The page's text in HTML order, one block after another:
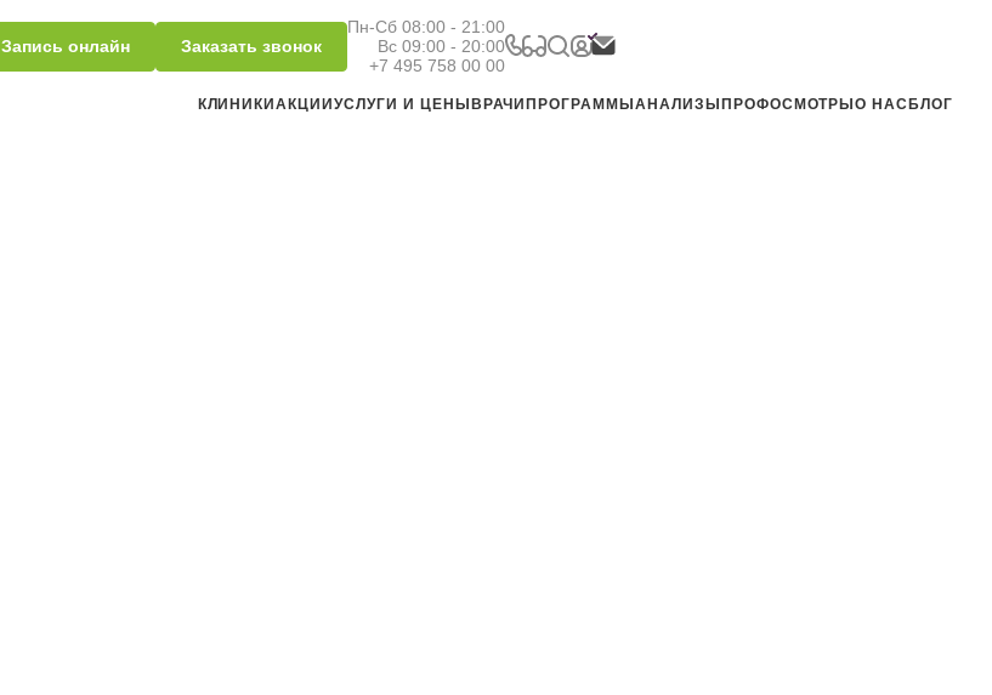
Запись онлайн Заказать звонок
Пн-Сб 08:00 - 21:00
Вс 09:00 - 20:00
+7 495 758 00 00
КЛИНИКИАКЦИИУСЛУГИ И ЦЕНЫ ВРАЧИ ПРОГРАММЫАНАЛИЗЫ ПРОФОСМОТРЫО НАС БЛОГ